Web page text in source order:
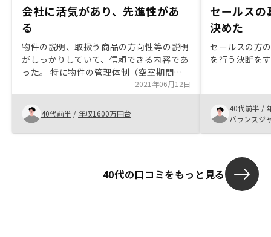
会社に活気があり、先進性があ
る
物件の説明、取扱う商品の方向性等の説明
がしっかりしていて、信頼できる内容であ
った。 特に物件の管理体制（空室期間を
短くする工夫、リフォームの体制など）が
しっかりしていそうに感じた また、会社
に活気があり、アプリ等も用意されてい
て、先進性があると感じた。マーケットの
状況からは仕方ないが、もう少しリターン
2021年06月12日
40代前半 / 年収1600万円台
セールスの
決めた
セールスの方
を行う決断を
40代前半 /
バランスジ
40代の口コミをもっと見る